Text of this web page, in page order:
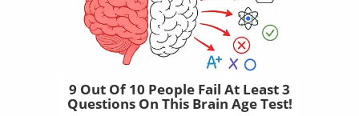
9 Out Of 10 People Fail At Least 3
Questions On This Brain Age Test!